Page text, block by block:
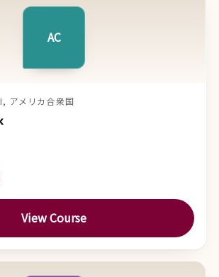
AC
アメリカ合衆国
View Course